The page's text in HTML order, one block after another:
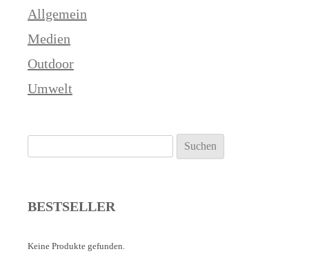
Allgemein
Medien
Outdoor
Umwelt
nach:
BESTSELLER
Keine Produkte gefunden.